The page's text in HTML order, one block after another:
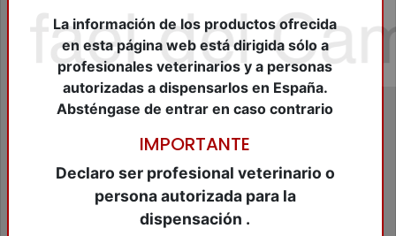
Farmacológicos Diversos
Fungicidas
Higuiene Bucal
Homeopáticos
Leches Maternizadas
Material de Identificación
La información de los productos ofrecida
en esta página web está dirigida sólo a
profesionales veterinarios y a personas
autorizadas a dispensarlos en España.
Absténgase de entrar en caso contrario
IMPORTANTE
Declaro ser profesional veterinario o
persona autorizada para la
dispensación .